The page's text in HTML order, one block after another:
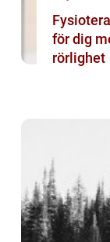
Fysioterapi i
för dig
rörlighet